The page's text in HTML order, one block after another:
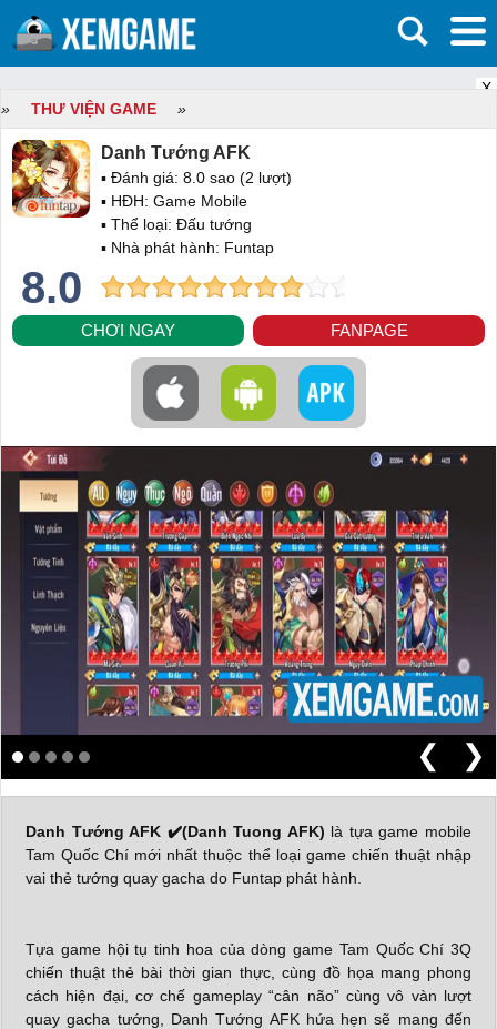
X
»
THƯ VIỆN GAME »
Danh Tướng AFK
▪ Đánh giá: 8.0 sao (2 lượt)
▪ HĐH: Game Mobile
▪ Thể loại: Đấu tướng
▪ Nhà phát hành: Funtap
8.0
CHƠI NGAY FANPAGE
❮ ❯
Danh Tướng AFK ✔️(Danh Tuong AFK) là tựa game mobile
Tam Quốc Chí mới nhất thuộc thể loại game chiến thuật nhập
vai thẻ tướng quay gacha do Funtap phát hành.
Tựa game hội tụ tinh hoa của dòng game Tam Quốc Chí 3Q
chiến thuật thẻ bài thời gian thực, cùng đồ họa mang phong
cách hiện đại, cơ chế gameplay “cân não” cùng vô vàn lượt
quay gacha tướng, Danh Tướng AFK hứa hẹn sẽ mang đến